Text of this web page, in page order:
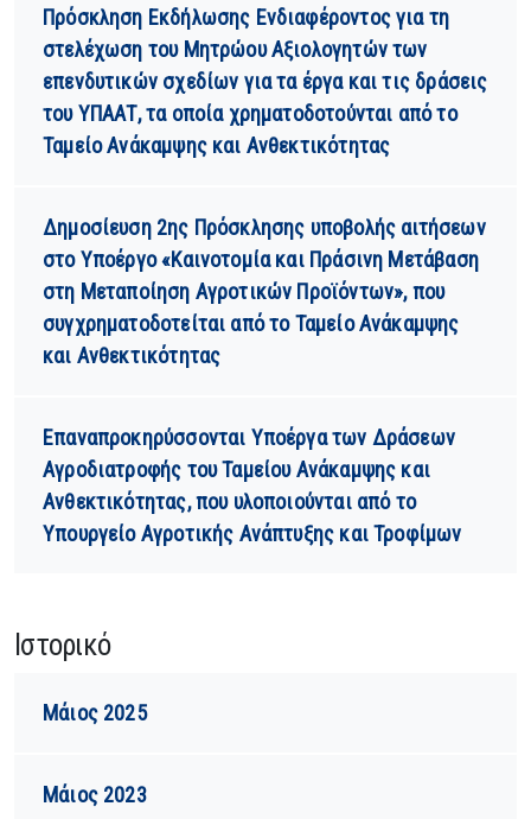
Πρόσκληση Εκδήλωσης Ενδιαφέροντος για τη
στελέχωση του Μητρώου Αξιολογητών των
επενδυτικών σχεδίων για τα έργα και τις δράσεις
του ΥΠΑΑΤ, τα οποία χρηματοδοτούνται από το
Ταμείο Ανάκαμψης και Ανθεκτικότητας
Δημοσίευση 2ης Πρόσκλησης υποβολής αιτήσεων
στο Υποέργο «Καινοτομία και Πράσινη Μετάβαση
στη Μεταποίηση Αγροτικών Προϊόντων», που
συγχρηματοδοτείται από το Ταμείο Ανάκαμψης
και Ανθεκτικότητας
Επαναπροκηρύσσονται Υποέργα των Δράσεων
Αγροδιατροφής του Ταμείου Ανάκαμψης και
Ανθεκτικότητας, που υλοποιούνται από το
Υπουργείο Αγροτικής Ανάπτυξης και Τροφίμων
Ιστορικό
Μάιος 2025
Μάιος 2023